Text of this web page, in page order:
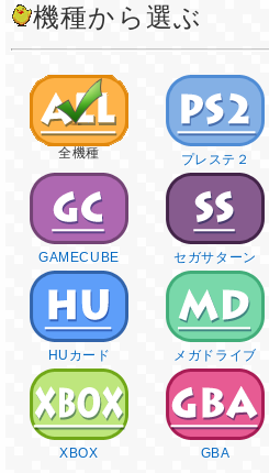
機種から選ぶ
全機種 プレステ２
GAMECUBE セガサターン
HUカード メガドライブ
XBOX GBA